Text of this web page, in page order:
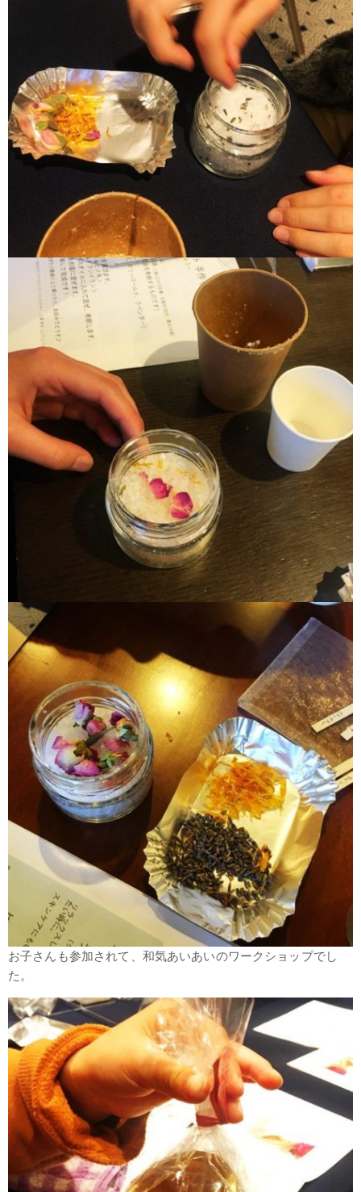
お子さんも参加されて、和気あいあいのワークショップでし
た。